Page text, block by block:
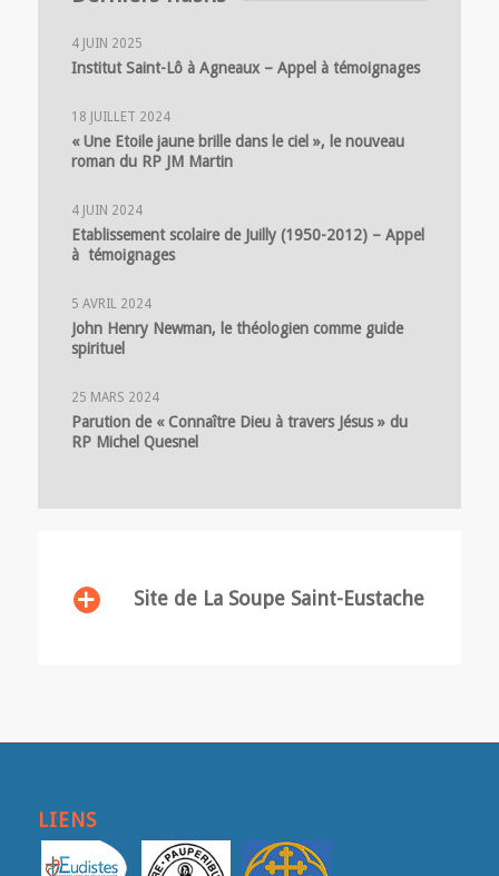
4 JUIN 2025
Institut Saint-Lô à Agneaux – Appel à témoignages
18 JUILLET 2024
« Une Etoile jaune brille dans le ciel », le nouveau
roman du RP JM Martin
4 JUIN 2024
Etablissement scolaire de Juilly (1950-2012) – Appel
à témoignages
5 AVRIL 2024
John Henry Newman, le théologien comme guide
spirituel
25 MARS 2024
Parution de « Connaître Dieu à travers Jésus » du
RP Michel Quesnel
Site de La Soupe Saint-Eustache
LIENS